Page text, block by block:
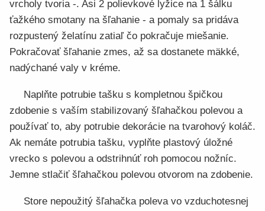
vrcholy tvoria -. Asi 2 polievkové lyžice na 1 šálku
ťažkého smotany na šľahanie - a pomaly sa pridáva
rozpustený želatínu zatiaľ čo pokračuje miešanie.
Pokračovať šľahanie zmes, až sa dostanete mäkké,
nadýchané valy v kréme.
Naplňte potrubie tašku s kompletnou špičkou
zdobenie s vaším stabilizovaný šľahačkou polevou a
používať to, aby potrubie dekorácie na tvarohový koláč.
Ak nemáte potrubia tašku, vyplňte plastový úložné
vrecko s polevou a odstrihnúť roh pomocou nožníc.
Jemne stlačiť šľahačkou polevou otvorom na zdobenie.
Store nepoužitý šľahačka poleva vo vzduchotesnej